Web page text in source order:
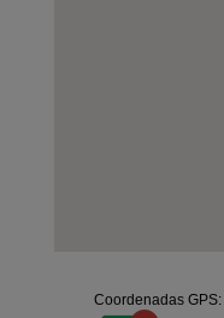
Coordenadas GPS: